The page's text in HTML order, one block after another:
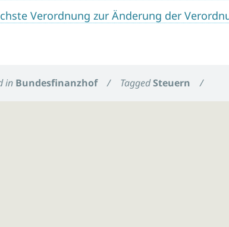
Verordnung zur Änderung der
in Bundesfinanzhof / TaggedSteuern /